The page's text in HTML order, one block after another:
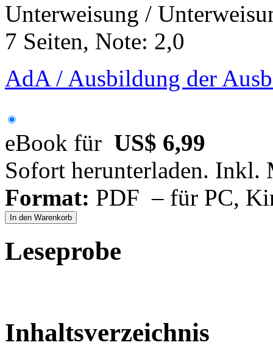
Unterweisung /
7 Seiten, Note: 2,0
AdA / Ausbildung der
eBook für US$ 6,99
Sofort herunterladen. Inkl.
Format: PDF – für PC,
In den Warenkorb
Leseprobe
Inhaltsverzeichnis